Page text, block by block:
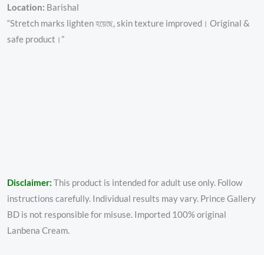
Location: Barishal
“Stretch marks lighten হয়েছে, skin texture improved। Original &
safe product।”
Disclaimer: This product is intended for adult use only. Follow
instructions carefully. Individual results may vary. Prince Gallery
BD is not responsible for misuse. Imported 100% original
Lanbena Cream.